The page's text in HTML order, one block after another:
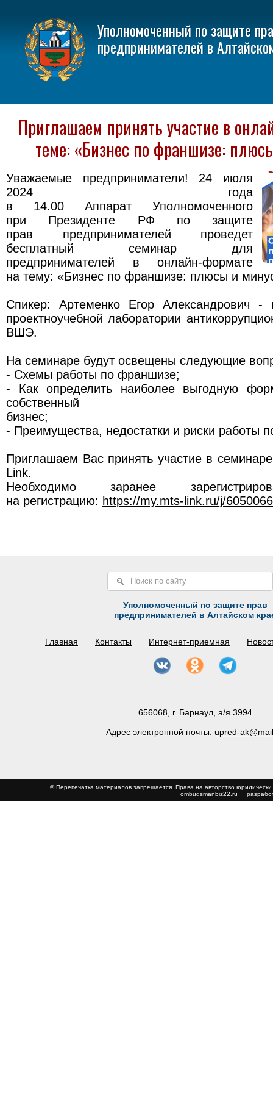
Уполномоченный по защите
предпринимателей в
Приглашаем принять участие в
теме: «Бизнес по франшизе:
Уважаемые предприниматели! 24 июля
2024 года
в 14.00 Аппарат Уполномоченного
при Президенте РФ по защите
прав предпринимателей проведет
бесплатный семинар для
предпринимателей в онлайн-формате
на тему: «Бизнес по франшизе: плюсы и
Спикер: Артеменко Егор Александрович -
проектноучебной лаборатории
ВШЭ.
На семинаре будут освещены следующие
- Схемы работы по франшизе;
- Как определить наиболее выгодную
собственный
бизнес;
- Преимущества, недостатки и риски работы
Приглашаем Вас принять участие в
Link.
Необходимо заранее
на регистрацию: https://my.mts-link.ru/j/
Уполномоченный по защите прав
предпринимателей в Алтайском
Главная Контакты Интернет-приемная
656068, г. Барнаул, а/я 3994
Адрес электронной почты: upred-
© Перепечатка материалов запрещается. Права на авторство
ombudsmanbiz22.ru